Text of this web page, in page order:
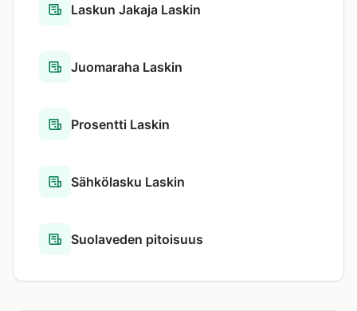
Laskun Jakaja Laskin
Juomaraha Laskin
Prosentti Laskin
Sähkölasku Laskin
Suolaveden pitoisuus